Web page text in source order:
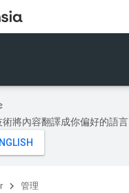
將內容翻譯成你偏好的語言
管理